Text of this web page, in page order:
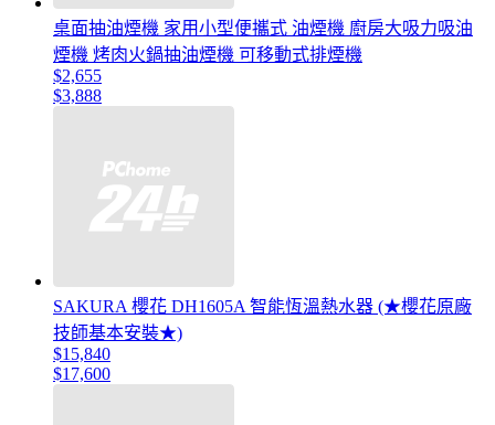
桌面抽油煙機 家用小型便攜式 油煙機 廚房大吸力吸油
煙機 烤肉火鍋抽油煙機 可移動式排煙機
$2,655
$3,888
SAKURA 櫻花 DH1605A 智能恆溫熱水器 (★櫻花原廠
技師基本安裝★)
$15,840
$17,600